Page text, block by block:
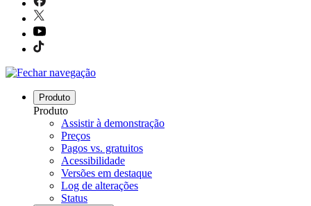
Produto
Produto
Assistir à demonstração
Preços
Pagos vs. gratuitos
Acessibilidade
Versões em destaque
Log de alterações
Status